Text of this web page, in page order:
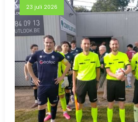
23 juli 2026